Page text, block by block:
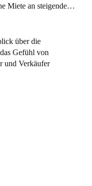
Miete an steigende…